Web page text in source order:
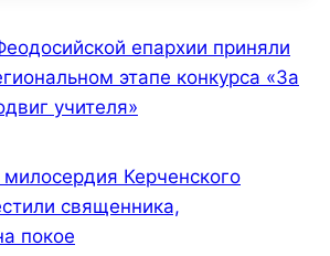
епархии приняли
этапе конкурса «За
учителя»
Керченского
священника,
покое